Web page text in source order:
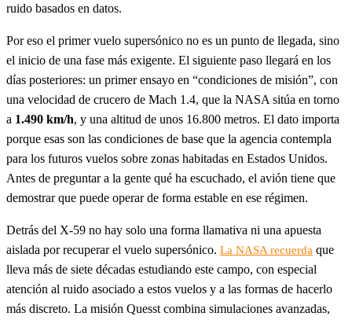
ruido basados en datos.
Por eso el primer vuelo supersónico no es un punto de llegada, sino
el inicio de una fase más exigente. El siguiente paso llegará en los
días posteriores: un primer ensayo en “condiciones de misión”, con
una velocidad de crucero de Mach 1.4, que la NASA sitúa en torno
a 1.490 km/h, y una altitud de unos 16.800 metros. El dato importa
porque esas son las condiciones de base que la agencia contempla
para los futuros vuelos sobre zonas habitadas en Estados Unidos.
Antes de preguntar a la gente qué ha escuchado, el avión tiene que
demostrar que puede operar de forma estable en ese régimen.
Detrás del X-59 no hay solo una forma llamativa ni una apuesta
aislada por recuperar el vuelo supersónico. La NASA recuerda que
lleva más de siete décadas estudiando este campo, con especial
atención al ruido asociado a estos vuelos y a las formas de hacerlo
más discreto. La misión Quesst combina simulaciones avanzadas,